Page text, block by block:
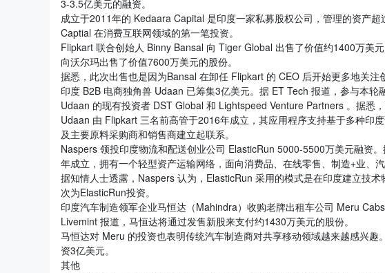
3-3.5亿美元的融资。
成立于2011年的 Kedaara Capital 是印度一家私募股权公司，管理的资产
Captial 在消费互联网领域的第一笔投资。
Flipkart 联合创始人 Binny Bansal 向 Tiger Global 出售了价值约1400万美
向沃尔玛出售了价值7600万美元的股份。
据悉，此次出售也是因为Bansal 在卸任 Flipkart 的 CEO 后开始更多地关注
印度 B2B 电商独角兽 Udaan 已筹集3亿美元。据 ET Tech 报道，参与本
Udaan 的现有投资者 DST Global 和 Lightspeed Venture Partners 。据悉
Udaan 由 Flipkart 三名前高管于2016年成立，其应用程序支持基于多种印
及主要原料采购商和销售商建立起联系。
Naspers 领投印度物流和配送创业公司 ElasticRun 5000-5500万美元融资
年成立，拥有一个轻型资产运输网络，面向消费品、在线零售、制造+业、汽
据知情人士透露，Naspers 认为，ElasticRun 采用的模式是在印度建立技
次为ElasticRun投资。
印度汽车制造领军企业马恒达（Mahindra）收购老牌出租车公司 Meru
Livemint 报道，马恒达将通过发售新股来支付约1430万美元的股份。
马恒达对 Meru 的投资也表明传统汽车制造商对共享移动领域越来越感兴
资3亿美元。
其他